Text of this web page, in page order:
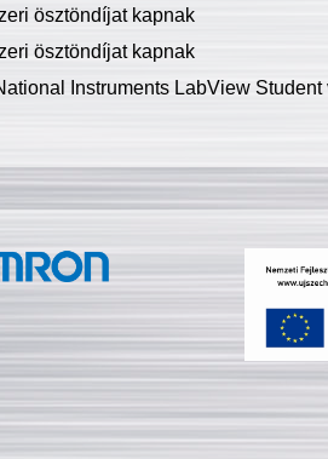
ösztöndíjat kapnak
ösztöndíjat kapnak
Instruments LabView